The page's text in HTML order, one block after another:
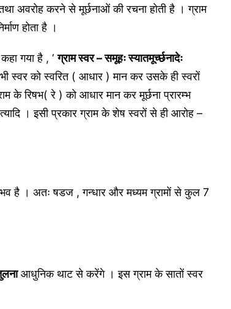
अवरोह करने से मूर्छनाओं की रचना होती है । ग्राम
होता है ।
गया है , ‘ग्राम स्वर – समूहः स्यातमूर्च्छनादेः
भी स्वर को स्वरित ( आधार ) मान कर उसके ही स्वरों
के रिषभ( रे ) को आधार मान कर मूर्छना प्रारम्भ
। इसी प्रकार ग्राम के शेष स्वरों से ही आरोह –
है । अतः षडज , गन्धार और मध्यम ग्रामों से कुल 7
आधुनिक थाट से करेंगे । इस ग्राम के सातों स्वर